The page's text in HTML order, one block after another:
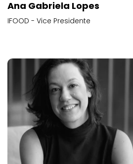
Ana Gabriela Lopes
IFOOD - Vice Presidente